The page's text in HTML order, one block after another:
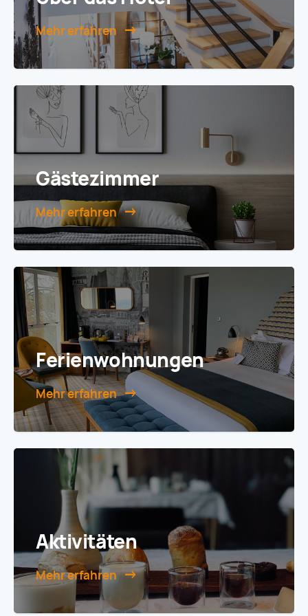
Mehr erfahren
Gästezimmer
Mehr erfahren
Ferien­wohnungen
Mehr erfahren
Aktivitäten
Mehr erfahren